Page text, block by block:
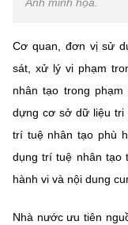
Ảnh minh họa.
Cơ quan, đơn vị sử
sát, xử lý vi phạm
nhân tạo trong
dựng cơ sở dữ liệu tri
trí tuệ nhân tạo phù
dụng trí tuệ nhân tạo
hành vi và nội dung
Nhà nước ưu tiên